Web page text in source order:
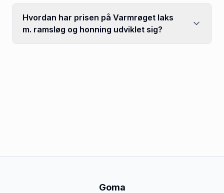
Hvordan har prisen på Varmrøget laks
m. ramsløg og honning udviklet sig?
Goma